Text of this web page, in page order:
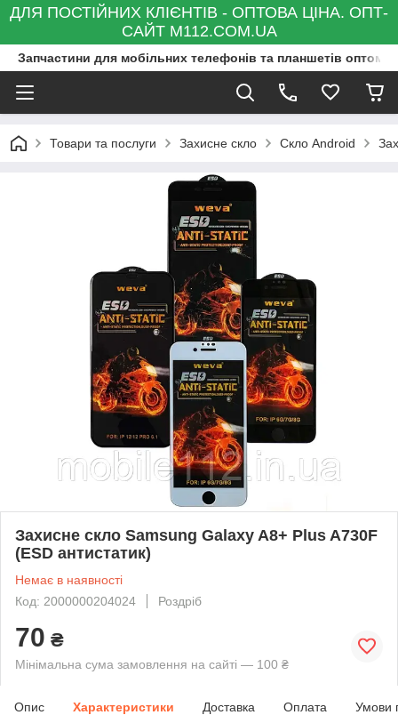
ДЛЯ ПОСТІЙНИХ КЛІЄНТІВ - ОПТОВА ЦІНА. ОПТ-
САЙТ M112.COM.UA
Запчастини для мобільних телефонів та планшетів оптом
Товари та послуги Захисне скло Скло Android
Захисне скло Samsung Galaxy A8+ Plus A730F
(ESD антистатик)
Немає в наявності
Код: 2000000204024
Роздріб
70 ₴
Мінімальна сума замовлення на сайті — 100 ₴
Опис Характеристики Доставка Оплата Умови